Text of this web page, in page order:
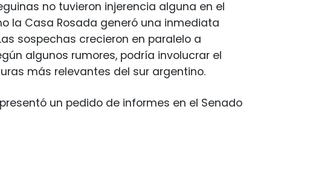
no tuvieron injerencia alguna en el
la Casa Rosada generó una inmediata
sospechas crecieron en paralelo a
algunos rumores, podría involucrar el
más relevantes del sur argentino.
un pedido de informes en el Senado